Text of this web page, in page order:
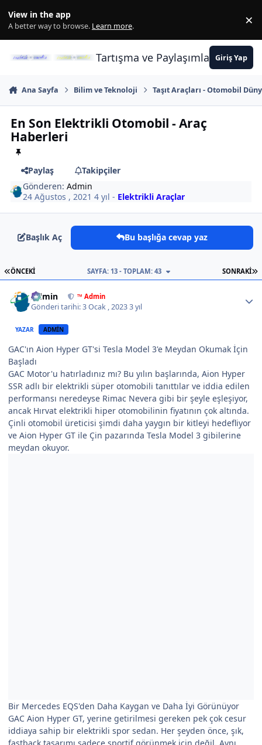
View in the app
A better way to browse. Learn more. ×
Tartışma ve PaylaşımlarınGiriş Yap
Ana Sayfa Bilim ve Teknoloji Taşıt Araçları - Otomobil
En Son Elektrikli Otomobil - Araç
Haberleri
Paylaş
Takipçiler
Gönderen:Admin
24 Ağustos , 20214 yıl - Elektrikli Araçlar
Başlık Aç Bu başlığa cevap yaz
İLK SAYFA
ÖNCEKI SONRAKI
SAYFA: 13 - TOPLAM: 43
Admin ™ Admin
Gönderi tarihi:3 Ocak , 20233 yıl
YAZAR ADMIN
GAC'ın Aion Hyper GT'si Tesla Model 3'e Meydan Okumak İçin
Başladı
GAC Motor'u hatırladınız mı? Bu yılın başlarında, Aion Hyper
SSR adlı bir elektrikli süper otomobili tanıttılar ve iddia edilen
performansı neredeyse Rimac Nevera gibi bir şeyle eşleşiyor,
ancak Hırvat elektrikli hiper otomobilinin fiyatının çok altında.
Çinli otomobil üreticisi şimdi daha yaygın bir kitleyi hedefliyor
ve Aion Hyper GT ile Çin pazarında Tesla Model 3 gibilerine
meydan okuyor.
Bir Mercedes EQS'den Daha Kaygan ve Daha İyi Görünüyor
GAC Aion Hyper GT, yerine getirilmesi gereken pek çok cesur
iddiaya sahip bir elektrikli spor sedan. Her şeyden önce, şık,